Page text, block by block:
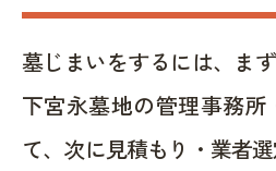
墓じまいをするには、ま
下宮永墓地の管理事務
て、次に見積もり・業者選